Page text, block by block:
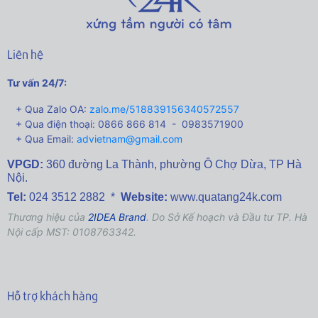
Liên hệ
Tư vấn 24/7:
+ Qua Zalo OA: zalo.me/518839156340572557
+ Qua điện thoại: 0866 866 814 - 0983571900
+ Qua Email: advietnam@gmail.com
VPGD: 360 đường La Thành, phường Ô Chợ Dừa, TP Hà
Nội.
Tel: 024 3512 2882 * Website: www.quatang24k.com
Thương hiệu của 2IDEA Brand. Do Sở Kế hoạch và Đầu tư TP. Hà
Nội cấp MST: 0108763342.
Hỗ trợ khách hàng